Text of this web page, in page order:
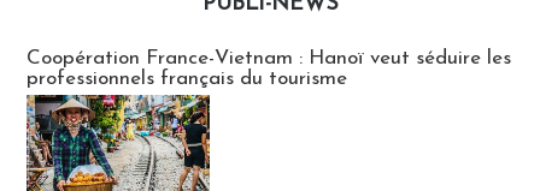
Coopération France-Vietnam : Hanoï veut séduire les
professionnels français du tourisme